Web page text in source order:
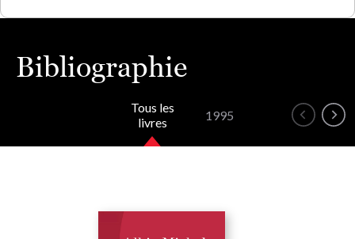
Bibliographie
Tous les
livres
1995